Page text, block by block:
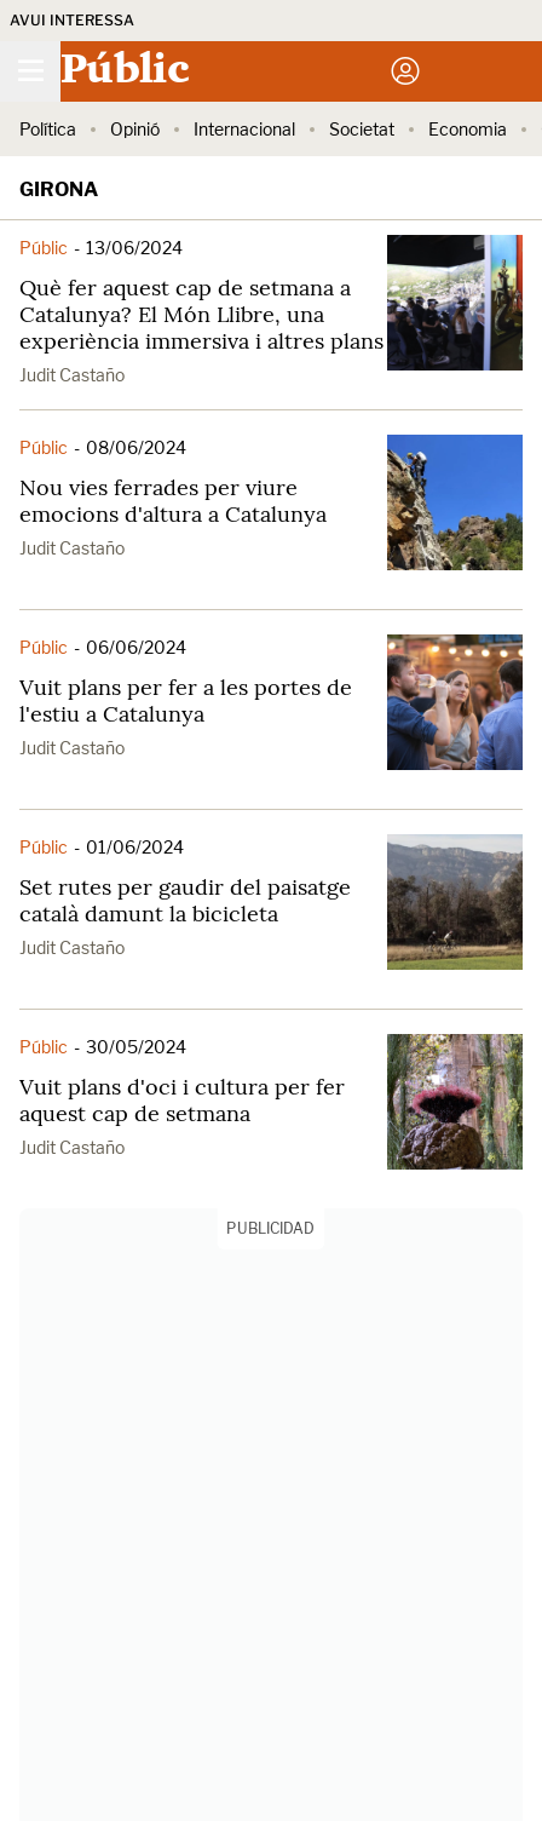
AVUI INTERESSA
Públic
Política Opinió Internacional Societat Economia
GIRONA
Públic - 13/06/2024
Què fer aquest cap de setmana a
Catalunya? El Món Llibre, una
experiència immersiva i altres plans
Judit Castaño
Públic - 08/06/2024
Nou vies ferrades per viure
emocions d'altura a Catalunya
Judit Castaño
Públic - 06/06/2024
Vuit plans per fer a les portes de
l'estiu a Catalunya
Judit Castaño
Públic - 01/06/2024
Set rutes per gaudir del paisatge
català damunt la bicicleta
Judit Castaño
Públic - 30/05/2024
Vuit plans d'oci i cultura per fer
aquest cap de setmana
Judit Castaño
PUBLICIDAD